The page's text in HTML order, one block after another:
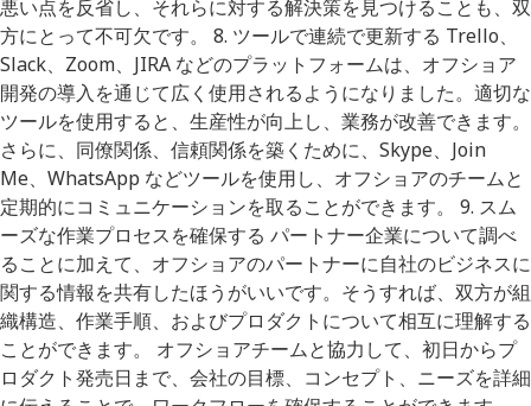
悪い点を反省し、それらに対する解決策を見つけることも、双
方にとって不可欠です。 8. ツールで連続で更新する Trello、
Slack、Zoom、JIRA などのプラットフォームは、オフショア
開発の導入を通じて広く使用されるようになりました。適切な
ツールを使用すると、生産性が向上し、業務が改善できます。
さらに、同僚関係、信頼関係を築くために、Skype、Join
Me、WhatsApp などツールを使用し、オフショアのチームと
定期的にコミュニケーションを取ることができます。 9. スム
ーズな作業プロセスを確保する パートナー企業について調べ
ることに加えて、オフショアのパートナーに自社のビジネスに
関する情報を共有したほうがいいです。そうすれば、双方が組
織構造、作業手順、およびプロダクトについて相互に理解する
ことができます。 オフショアチームと協力して、初日からプ
ロダクト発売日まで、会社の目標、コンセプト、ニーズを詳細